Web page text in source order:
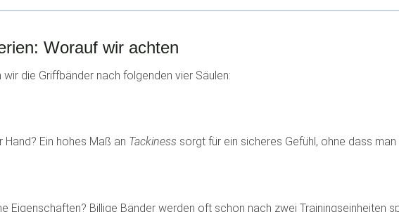
Worauf wir achten
die Griffbänder nach folgenden vier Säulen:
Hand? Ein hohes Maß an Tackiness sorgt für ein sicheres Gefühl, ohne dass
Eigenschaften? Billige Bänder werden oft schon nach zwei Trainingseinheiten